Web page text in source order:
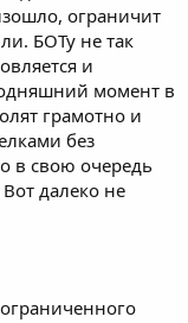
ограничит
БОТу не так
и
момент в
грамотно и
без
в свою очередь
далеко не